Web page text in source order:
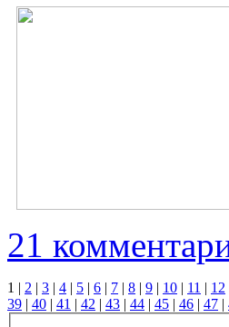
21
1 | 2 | 3 | 4 | 5 | 6 | 7 | 8 | 9 | 10 | 11 | 12
39 | 40 | 41 | 42 | 43 | 44 | 45 | 46 | 47 |